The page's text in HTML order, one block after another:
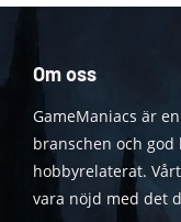
Om oss
GameManiacs är
branschen och
hobbyrelaterat.
vara nöjd med det